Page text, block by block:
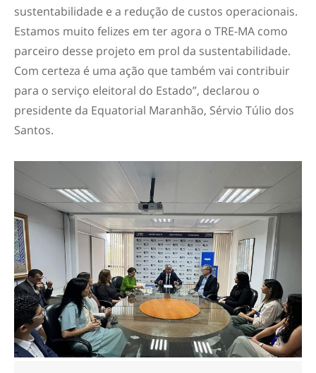
sustentabilidade e a redução de custos operacionais.
Estamos muito felizes em ter agora o TRE-MA como
parceiro desse projeto em prol da sustentabilidade.
Com certeza é uma ação que também vai contribuir
para o serviço eleitoral do Estado”, declarou o
presidente da Equatorial Maranhão, Sérvio Túlio dos
Santos.